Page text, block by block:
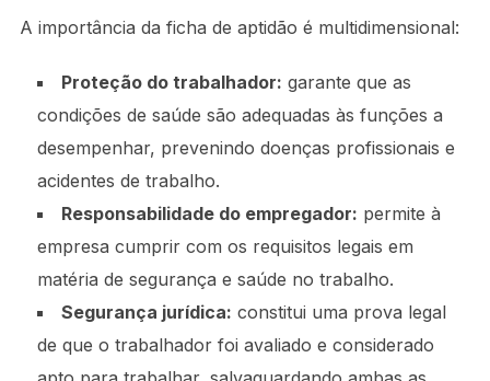
A importância da ficha de aptidão é multidimensional:
Proteção do trabalhador: garante que as
condições de saúde são adequadas às funções a
desempenhar, prevenindo doenças profissionais e
acidentes de trabalho.
Responsabilidade do empregador: permite à
empresa cumprir com os requisitos legais em
matéria de segurança e saúde no trabalho.
Segurança jurídica: constitui uma prova legal
de que o trabalhador foi avaliado e considerado